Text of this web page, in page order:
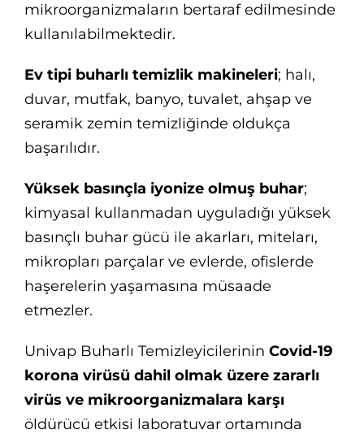
mikroorganizmaların bertaraf edilmesinde
kullanılabilmektedir.
Ev tipi buharlı temizlik makineleri; halı,
duvar, mutfak, banyo, tuvalet, ahşap ve
seramik zemin temizliğinde oldukça
başarılıdır.
Yüksek basınçla iyonize olmuş buhar;
kimyasal kullanmadan uyguladığı yüksek
basınçlı buhar gücü ile akarları, miteları,
mikropları parçalar ve evlerde, ofislerde
haşerelerin yaşamasına müsaade
etmezler.
Univap Buharlı Temizleyicilerinin Covid-19
korona virüsü dahil olmak üzere zararlı
virüs ve mikroorganizmalara karşı
öldürücü etkisi laboratuvar ortamında